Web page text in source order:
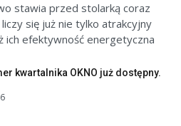
stawia przed stolarką coraz
się już nie tylko atrakcyjny
ich efektywność energetyczna
kwartalnika OKNO już dostępny.